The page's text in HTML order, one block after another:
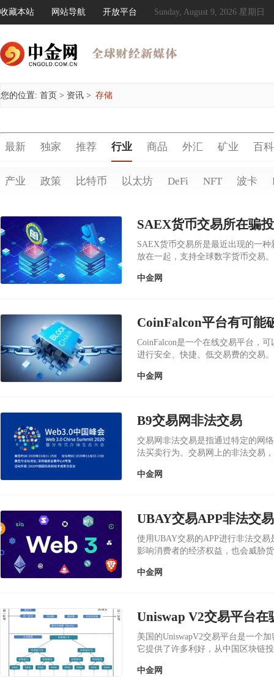
收藏本站 网站导航 开放平台 Sunday, August 9, 2026 星期日
您的位置: 首页 > 资讯 > 存储
最新 独家 推荐 行业 商品 外汇 矿业 百科
产业 政策 比特币 以太坊 DeFi NFT 波卡
SAEX货币交易所在骗
SAEX货币交易所是最近出现的一
放在一起，支持全球数字货币交易
中金网
CoinFalcon平台有可能
CoinFalcon是一个在线交易平台，
进行安全、快捷、低交易费的交易
中金网
B9交易网非法交易
交易网非法交易是指通过特定的网
法买卖行为。交易网上的非法交易
中金网
UBAY交易APP非法交易
使用UBAY交易的APP进行非法交
影响消费者的经济权益，也会威胁
中金网
Uniswap V2交易平台在
美国的UniswapV2交易平台是一个
它提供了许多利好，从中国区块链
中金网